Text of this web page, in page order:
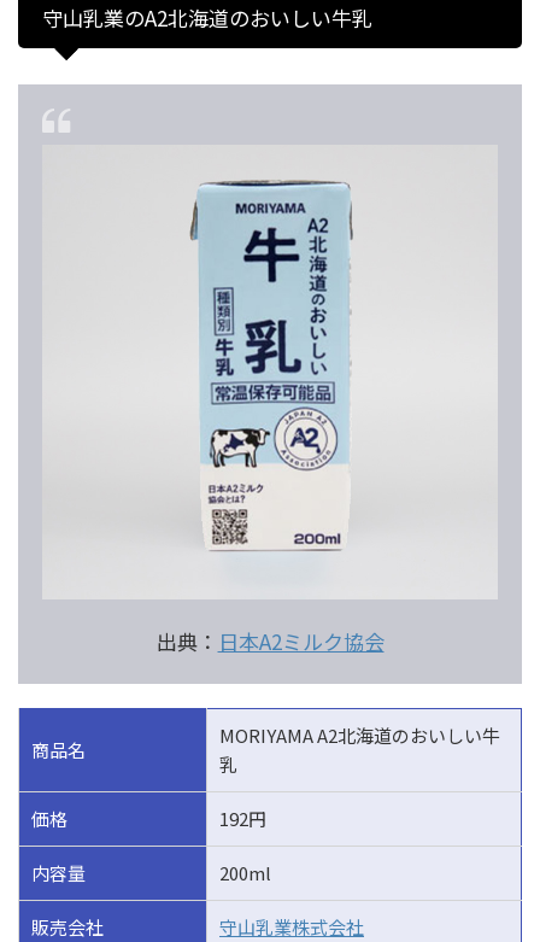
守山乳業のA2北海道のおいしい牛乳
出典： 日本A2ミルク協会
商品名
MORIYAMA A2北海道のおいしい牛
乳
価格 192円
内容量 200ml
販売会社 守山乳業株式会社